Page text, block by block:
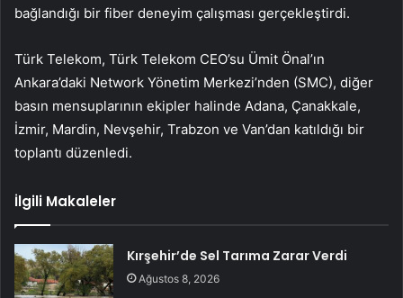
bağlandığı bir fiber deneyim çalışması gerçekleştirdi.
Türk Telekom, Türk Telekom CEO’su Ümit Önal’ın
Ankara’daki Network Yönetim Merkezi’nden (SMC), diğer
basın mensuplarının ekipler halinde Adana, Çanakkale,
İzmir, Mardin, Nevşehir, Trabzon ve Van’dan katıldığı bir
toplantı düzenledi.
İlgili Makaleler
Kırşehir’de Sel Tarıma Zarar Verdi
Ağustos 8, 2026